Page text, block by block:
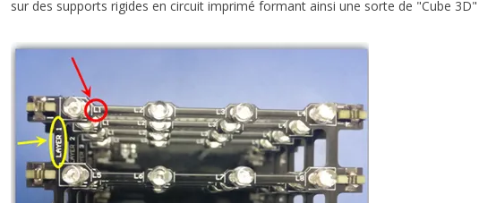
sur des supports rigides en circuit imprimé formant ainsi une sorte de "Cube